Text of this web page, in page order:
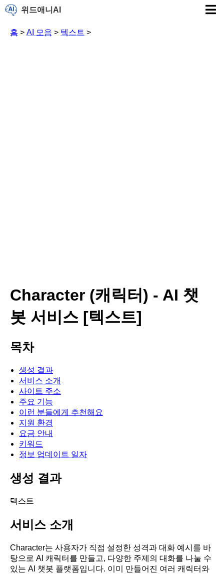
위드애니AI
홈 > AI 모음 > 텍스트 >
Character (캐릭터) - AI 챗
봇 서비스 [텍스트]
목차
생성 결과
서비스 소개
사이트 주소
주요 기능
이런 분들에게 추천해요
지원 환경
요금 안내
키워드
정보 업데이트 일자
생성 결과
텍스트
서비스 소개
Character는 사용자가 직접 설정한 성격과 대화 예시를 바
탕으로 AI 캐릭터를 만들고, 다양한 주제의 대화를 나눌 수
있는 AI 챗봇 플랫폼입니다. 이미 만들어진 여러 캐릭터와